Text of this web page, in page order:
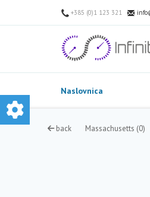
+385 (0)1 123 321
Naslovnica
back Massachusetts (0)